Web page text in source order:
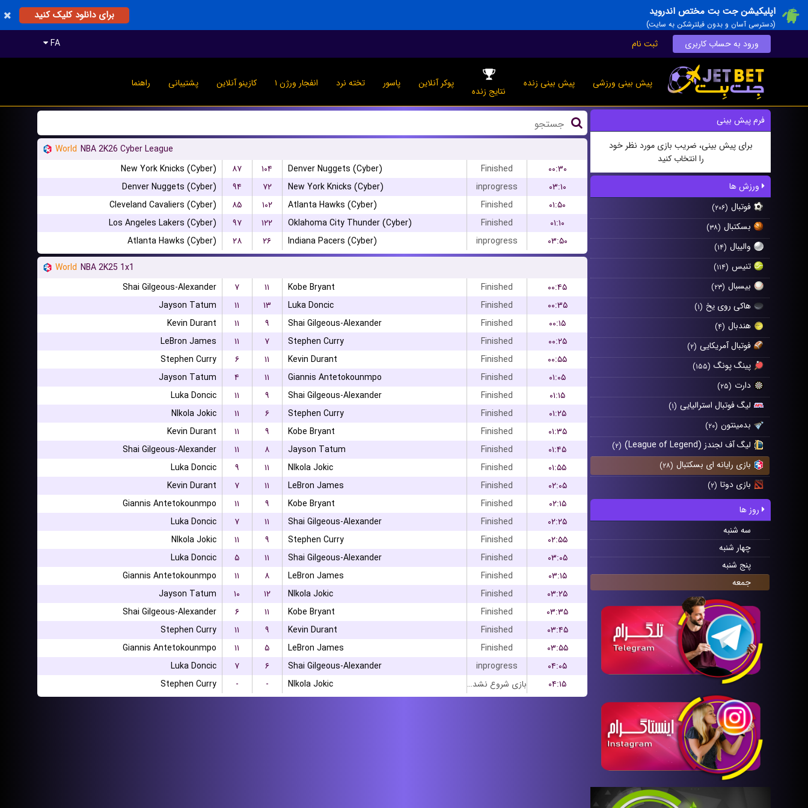
اپلیکیشن جت بت مختص اندروید
(دسترسی آسان و بدون فیلترشکن به سایت)
برای دانلود کلیک کنید
FA ورود به حساب کاربری ثبت نام
پیش بینی ورزشی پیش بینی زنده
نتایج زنده
پوکر آنلاین پاسور تخته نرد انفجار ورژن ۱ کازینو آنلاین پشتیبانی راهنما
فرم پیش بینی
برای پیش بینی، ضریب بازی مورد نظر خود
را انتخاب کنید
ورزش ها
فوتبال (۲۰۶)
بسکتبال (۳۸)
والیبال (۱۴)
تنیس (۱۱۴)
بیسبال (۲۳)
هاکی روی یخ (۱)
هندبال (۴)
فوتبال آمریکایی (۲)
پینگ پونگ (۱۵۵)
دارت (۲۵)
لیگ فوتبال استرالیایی (۱)
بدمینتون (۲۰)
لیگ آف لجندز (League of Legend) (۲)
بازی رایانه ای بسکتبال (۲۸)
بازی دوتا (۲)
روز ها
سه شنبه
چهار شنبه
پنج شنبه
جمعه
World NBA 2K26 Cyber League
New York Knicks (Cyber)
۸۷ ۱۰۴ Denver Nuggets (Cyber) Finished
۰۰:۳۰
Denver Nuggets (Cyber)
۹۴ ۷۲ New York Knicks (Cyber) inprogress
۰۳:۱۰
Cleveland Cavaliers (Cyber)
۸۵ ۱۰۲ Atlanta Hawks (Cyber) Finished
۰۱:۵۰
Los Angeles Lakers (Cyber)
۹۷ ۱۲۲ Oklahoma City Thunder (Cyber) Finished
۰۱:۱۰
Atlanta Hawks (Cyber)
۲۸ ۲۶ Indiana Pacers (Cyber) inprogress
۰۳:۵۰
World NBA 2K25 1x1
Shai Gilgeous-Alexander
۷ ۱۱ Kobe Bryant Finished
۰۰:۴۵
Jayson Tatum
۱۱ ۱۳ Luka Doncic Finished
۰۰:۳۵
Kevin Durant
۱۱ ۹ Shai Gilgeous-Alexander Finished
۰۰:۱۵
LeBron James
۱۱ ۷ Stephen Curry Finished
۰۰:۲۵
Stephen Curry
۶ ۱۱ Kevin Durant Finished
۰۰:۵۵
Jayson Tatum
۴ ۱۱ Giannis Antetokounmpo Finished
۰۱:۰۵
Luka Doncic
۱۱ ۹ Shai Gilgeous-Alexander Finished
۰۱:۱۵
NIkola Jokic
۱۱ ۶ Stephen Curry Finished
۰۱:۲۵
Kevin Durant
۱۱ ۹ Kobe Bryant Finished
۰۱:۳۵
Shai Gilgeous-Alexander
۱۱ ۸ Jayson Tatum Finished
۰۱:۴۵
Luka Doncic
۹ ۱۱ NIkola Jokic Finished
۰۱:۵۵
Kevin Durant
۷ ۱۱ LeBron James Finished
۰۲:۰۵
Giannis Antetokounmpo
۱۱ ۹ Kobe Bryant Finished
۰۲:۱۵
Luka Doncic
۷ ۱۱ Shai Gilgeous-Alexander Finished
۰۲:۲۵
NIkola Jokic
۱۱ ۹ Stephen Curry Finished
۰۲:۵۵
Luka Doncic
۵ ۱۱ Shai Gilgeous-Alexander Finished
۰۳:۰۵
Giannis Antetokounmpo
۱۱ ۸ LeBron James Finished
۰۳:۱۵
Jayson Tatum
۱۰ ۱۲ NIkola Jokic Finished
۰۳:۲۵
Shai Gilgeous-Alexander
۶ ۱۱ Kobe Bryant Finished
۰۳:۳۵
Stephen Curry
۱۱ ۹ Kevin Durant Finished
۰۳:۴۵
Giannis Antetokounmpo
۱۱ ۵ LeBron James Finished
۰۳:۵۵
Luka Doncic
۷ ۶ Shai Gilgeous-Alexander inprogress
۰۴:۰۵
Stephen Curry
- - NIkola Jokic بازی شروع نشده است ۰۴:۱۵